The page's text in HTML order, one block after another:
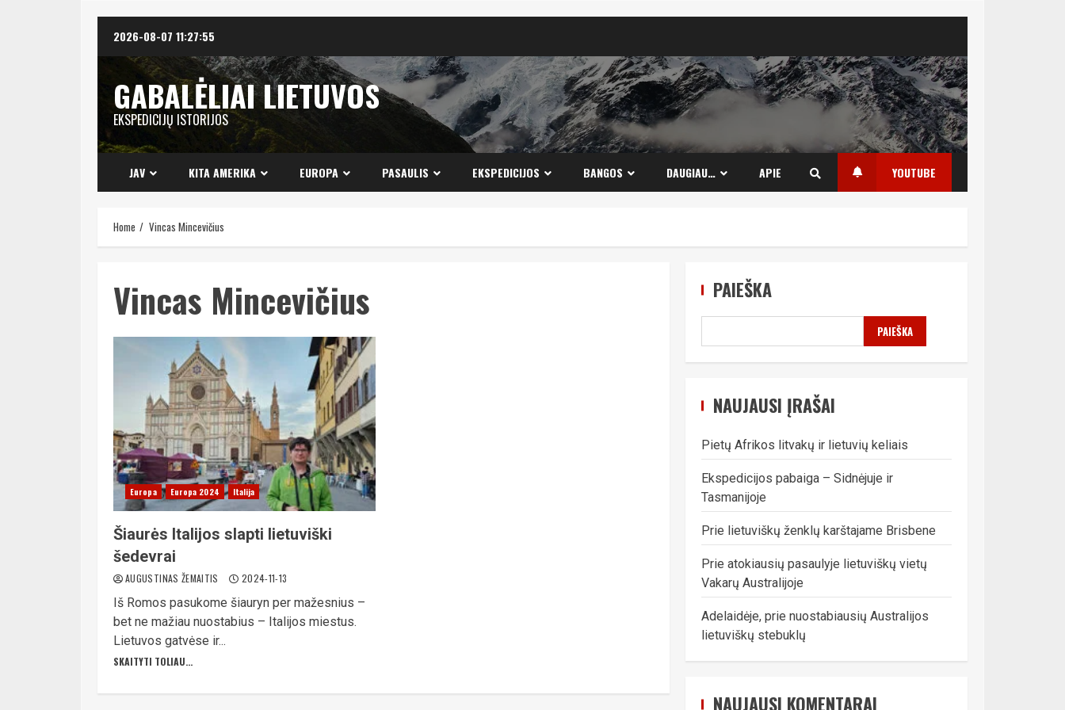
content
2026-08-07 11:27:56
GABALĖLIAI LIETUVOS
EKSPEDICIJŲ ISTORIJOS
JAV KITA AMERIKA EUROPA PASAULIS EKSPEDICIJOS BANGOS DAUGIAU… APIE YOUTUBE
Home Vincas Mincevičius
Vincas Mincevičius
Europa Europa 2024 Italija
Šiaurės Italijos slapti lietuviški
šedevrai
AUGUSTINAS ŽEMAITIS 2024-11-13
Iš Romos pasukome šiauryn per mažesnius –
bet ne mažiau nuostabius – Italijos miestus.
Lietuvos gatvėse ir...
SKAITYTI TOLIAU...
PAIEŠKA
PAIEŠKA
NAUJAUSI ĮRAŠAI
Pietų Afrikos litvakų ir lietuvių keliais
Ekspedicijos pabaiga – Sidnėjuje ir
Tasmanijoje
Prie lietuviškų ženklų karštajame Brisbene
Prie atokiausių pasaulyje lietuviškų vietų
Vakarų Australijoje
Adelaidėje, prie nuostabiausių Australijos
lietuviškų stebuklų
NAUJAUSI KOMENTARAI